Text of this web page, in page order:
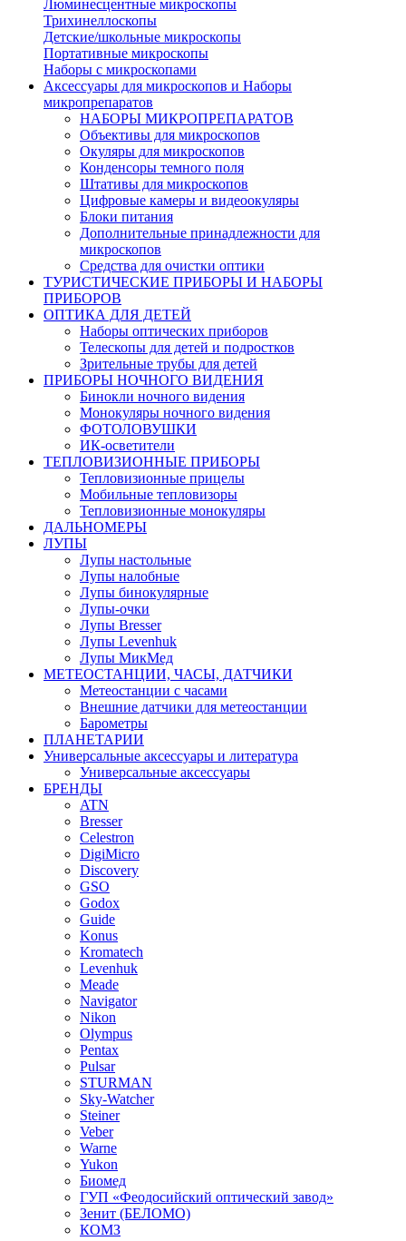
Люминесцентные микроскопы
Трихинеллоскопы
Детские/школьные микроскопы
Портативные микроскопы
Наборы с микроскопами
Аксессуары для микроскопов и Наборы
микропрепаратов
НАБОРЫ МИКРОПРЕПАРАТОВ
Объективы для микроскопов
Окуляры для микроскопов
Конденсоры темного поля
Штативы для микроскопов
Цифровые камеры и видеоокуляры
Блоки питания
Дополнительные принадлежности для
микроскопов
Средства для очистки оптики
ТУРИСТИЧЕСКИЕ ПРИБОРЫ И НАБОРЫ
ПРИБОРОВ
ОПТИКА ДЛЯ ДЕТЕЙ
Наборы оптических приборов
Телескопы для детей и подростков
Зрительные трубы для детей
ПРИБОРЫ НОЧНОГО ВИДЕНИЯ
Бинокли ночного видения
Монокуляры ночного видения
ФОТОЛОВУШКИ
ИК-осветители
ТЕПЛОВИЗИОННЫЕ ПРИБОРЫ
Тепловизионные прицелы
Мобильные тепловизоры
Тепловизионные монокуляры
ДАЛЬНОМЕРЫ
ЛУПЫ
Лупы настольные
Лупы налобные
Лупы бинокулярные
Лупы-очки
Лупы Bresser
Лупы Levenhuk
Лупы МикМед
МЕТЕОСТАНЦИИ, ЧАСЫ, ДАТЧИКИ
Метеостанции с часами
Внешние датчики для метеостанции
Барометры
ПЛАНЕТАРИИ
Универсальные аксессуары и литература
Универсальные аксессуары
БРЕНДЫ
ATN
Bresser
Celestron
DigiMicro
Discovery
GSO
Godox
Guide
Konus
Kromatech
Levenhuk
Meade
Navigator
Nikon
Olympus
Pentax
Pulsar
STURMAN
Sky-Watcher
Steiner
Veber
Warne
Yukon
Биомед
ГУП «Феодосийский оптический завод»
Зенит (БЕЛОМО)
КОМЗ